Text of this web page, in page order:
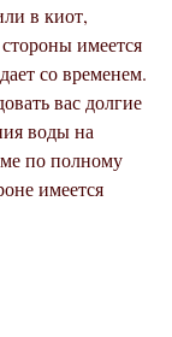
в киот,
имеется
со временем.
вас долгие
воды на
по полному
имеется